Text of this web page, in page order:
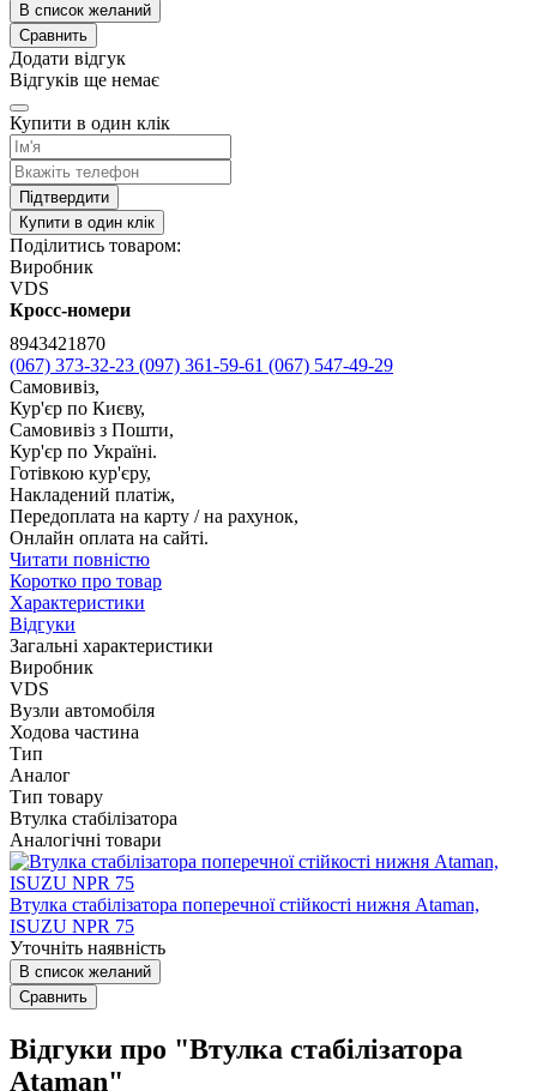
В список желаний
Сравнить
Додати відгук
Відгуків ще немає
Купити в один клік
Підтвердити
Купити в один клік
Поділитись товаром:
Виробник
VDS
Кросс-номери
8943421870
(067) 373-32-23 (097) 361-59-61 (067) 547-49-29
Самовивіз,
Кур'єр по Києву,
Самовивіз з Пошти,
Кур'єр по Україні.
Готівкою кур'єру,
Накладений платіж,
Передоплата на карту / на рахунок,
Онлайн оплата на сайті.
Читати повністю
Коротко про товар
Характеристики
Відгуки
Загальні характеристики
Виробник
VDS
Вузли автомобіля
Ходова частина
Тип
Аналог
Тип товару
Втулка стабілізатора
Аналогічні товари
Втулка стабілізатора поперечної стійкості нижня Ataman,
ISUZU NPR 75
Уточніть наявність
В список желаний
Сравнить
Відгуки про "Втулка стабілізатора
Ataman"